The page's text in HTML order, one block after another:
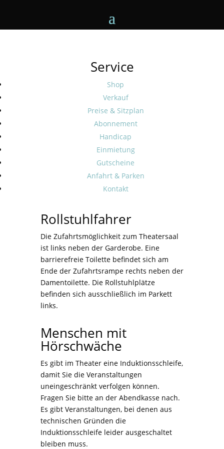
Service
Shop
Verkauf
Preise & Sitzplan
Abonnement
Handicap
Einmietung
Gutscheine
Anfahrt & Parken
Kontakt
Rollstuhlfahrer
Die Zufahrtsmöglichkeit zum Theatersaal
ist links neben der Garderobe. Eine
barrierefreie Toilette befindet sich am
Ende der Zufahrtsrampe rechts neben der
Damentoilette. Die Rollstuhlplätze
befinden sich ausschließlich im Parkett
links.
Menschen mit
Hörschwäche
Es gibt im Theater eine Induktionsschleife,
damit Sie die Veranstaltungen
uneingeschränkt verfolgen können.
Fragen Sie bitte an der Abendkasse nach.
Es gibt Veranstaltungen, bei denen aus
technischen Gründen die
Induktionsschleife leider ausgeschaltet
bleiben muss.